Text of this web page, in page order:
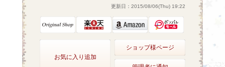
更新日：2015/08/06(Thu) 19:22
お気に入り追加
ショップ様ページ